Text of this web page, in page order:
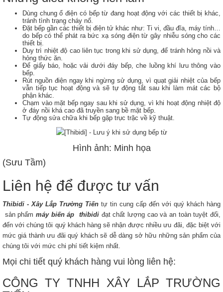
Dùng chung ổ điện có bếp từ đang hoạt động với các thiết bị khác,
tránh tình trạng cháy nổ.
Đặt bếp gần các thiết bị điện tử khác như: Ti vi, đầu đĩa, máy tính…
do bếp có thể phát ra bức xạ sóng điện từ gây nhiễu sóng cho các
thiết bị.
Duy trì nhiệt độ cao liên tục trong khi sử dụng, để tránh hỏng nồi và
hỏng thức ăn.
Để giấy báo, hoặc vải dưới đáy bếp, che luồng khí lưu thông vào
bếp.
Rút nguồn điện ngay khi ngừng sử dụng, vì quạt giải nhiệt của bếp
vẫn tiếp tục hoạt động và sẽ tự động tắt sau khi làm mát các bộ
phận khác.
Chạm vào mặt bếp ngay sau khi sử dụng, vì khi hoạt động nhiệt độ
ở đáy nồi khá cao đã truyền sang bề mặt bếp.
Tự động sửa chữa khi bếp gặp trục trặc về kỹ thuật.
Hình ảnh: Minh họa
(Sưu Tầm)
Liên hệ để được tư vấn
Thibidi - Xây Lắp Trường Tiến tự tin cung cấp đến với quý khách hàng
sản phẩmmáy biến áp thibidiđạt chất lượng cao và an toàn tuyệt đối,
đến với chúng tôi quý khách hàng sẽ nhận được nhiều ưu đãi, đặc biệt với
mức giá thành ưu đãi quý khách sẽ dễ dàng sở hữu những sản phẩm của
chúng tôi với mức chi phí tiết kiệm nhất.
Mọi chi tiết quý khách hàng vui lòng liên hệ:
CÔNG TY TNHH XÂY LẮP TRƯỜNG